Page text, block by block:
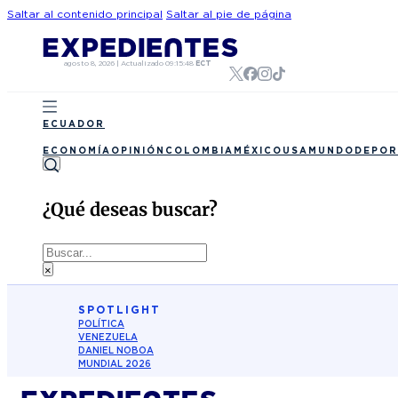
Saltar al contenido principal Saltar al pie de página
agosto 8, 2026 | Actualizado 09:15:48 ECT
ECUADOR
ECONOMÍA OPINIÓN COLOMBIA MÉXICO USA MUNDO
¿Qué deseas buscar?
Buscar
×
SPOTLIGHT
POLÍTICA
VENEZUELA
DANIEL NOBOA
MUNDIAL 2026